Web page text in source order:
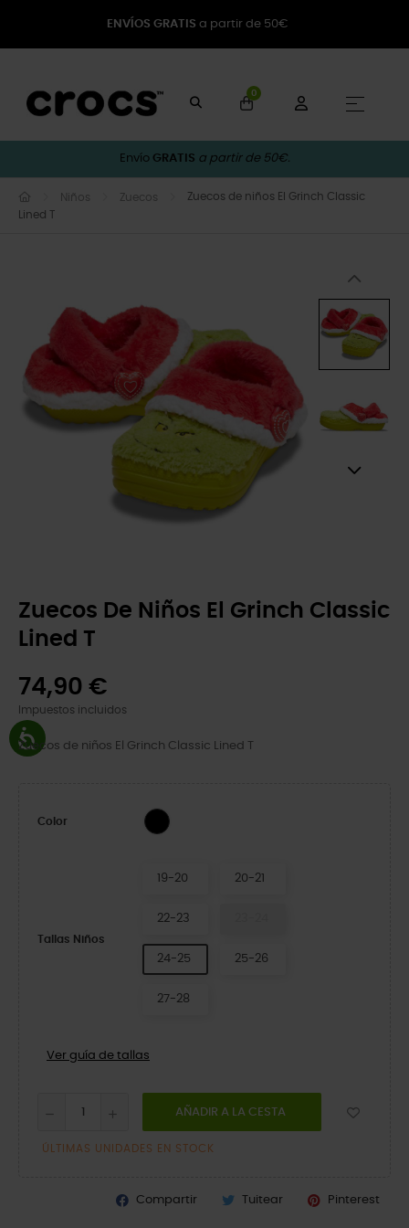
ENVÍOS GRATIS a partir de 50€
0
☰
Envío GRATIS a partir de 50€.
Niños Zuecos
Zuecos de niños El Grinch Classic
Lined T
Zuecos De Niños El Grinch Classic
Lined T
74,90 €
Impuestos incluidos
Zuecos de niños El Grinch Classic Lined T
Color Multi
Tallas Niños
19-20 20-21
22-23
24-25 25-26
27-28
Ver guía de tallas
AÑADIR A LA CESTA
ÚLTIMAS UNIDADES EN STOCK
Compartir Tuitear Pinterest